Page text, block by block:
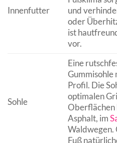
Innenfutter
und
oder
ist
vor.
Sohle
Eine
Gummisohle
Profil. Die
optimalen
Oberflächen
Asphalt, im
Waldwegen.
Fuß